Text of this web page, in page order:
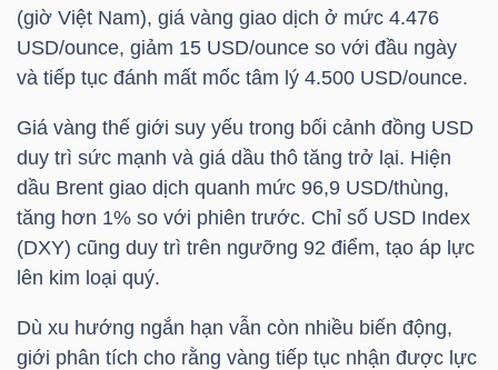
(giờ Việt Nam), giá vàng giao dịch ở mức 4.476
USD/ounce, giảm 15 USD/ounce so với đầu ngày
và tiếp tục đánh mất mốc tâm lý 4.500 USD/ounce.
Giá vàng thế giới suy yếu trong bối cảnh đồng USD
duy trì sức mạnh và giá dầu thô tăng trở lại. Hiện
dầu Brent giao dịch quanh mức 96,9 USD/thùng,
tăng hơn 1% so với phiên trước. Chỉ số USD Index
(DXY) cũng duy trì trên ngưỡng 92 điểm, tạo áp lực
lên kim loại quý.
Dù xu hướng ngắn hạn vẫn còn nhiều biến động,
giới phân tích cho rằng vàng tiếp tục nhận được lực
NGÀNH
DOANH
NGHIỆP
PHIẾU